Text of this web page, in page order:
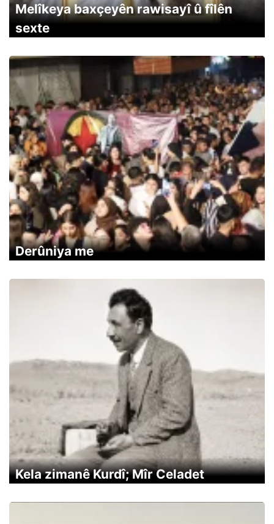
Melîkeya baxçeyên rawisayî û fîlên
sexte
Derûniya me
Kela zimanê Kurdî; Mîr Celadet